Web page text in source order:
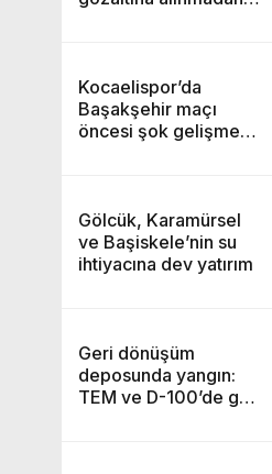
Kocaelispor’da
Başakşehir maçı
öncesi şok gelişme:
Gölcük, Karamürsel
ve Başiskele’nin su
ihtiyacına dev yatırım
Geri dönüşüm
deposunda yangın:
TEM ve D-100’de göz